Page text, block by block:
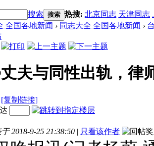
搜索 搜索 热搜: 北京同志 天津同志
全国各地新闻 › 同志大全 全国各地新闻 ›
丈夫与同性出轨，律
[复制链接]
2018-9-25 21:38:50 | 只看该作者